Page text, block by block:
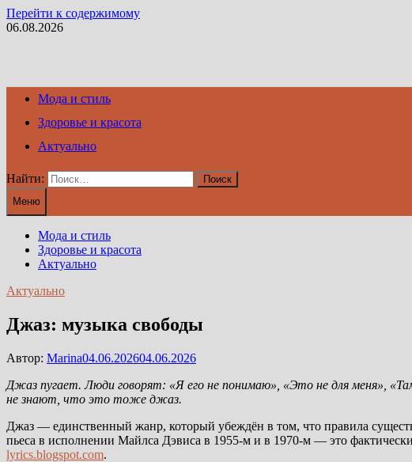
Перейти к содержимому
06.08.2026
Мода и стиль
Здоровье и красота
Актуально
Найти:
Меню
Мода и стиль
Здоровье и красота
Актуально
Актуально
Джаз: музыка свободы
Автор: Marina04.06.202604.06.2026
Джаз пугает. Люди говорят: «Я его не понимаю», «Это не для меня»,
не знают, что это тоже джаз.
Джаз — единственный жанр, который убеждён в том, что правила
пьеса в исполнении Майлса Дэвиса в 1955-м и в 1970-м — это
lyrics.blogspot.com.